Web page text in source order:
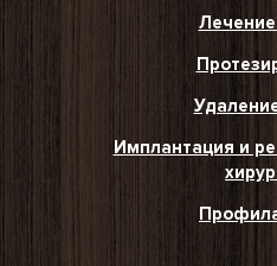
Имплантация и